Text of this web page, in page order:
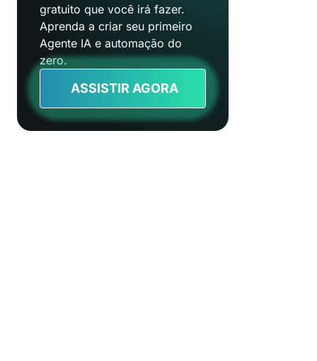
gratuito que você irá fazer.
Aprenda a criar seu primeiro
Agente IA e automação do
zero.
ASSISTIR AGORA